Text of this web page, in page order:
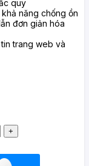
quy
năng chống ồn
đơn giản hóa
trang web và